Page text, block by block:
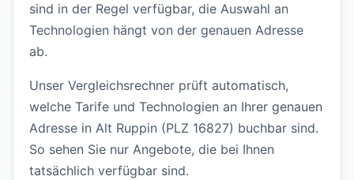
sind in der Regel verfügbar, die Auswahl an
Technologien hängt von der genauen Adresse
ab.
Unser Vergleichsrechner prüft automatisch,
welche Tarife und Technologien an Ihrer genauen
Adresse in Alt Ruppin (PLZ 16827) buchbar sind.
So sehen Sie nur Angebote, die bei Ihnen
tatsächlich verfügbar sind.